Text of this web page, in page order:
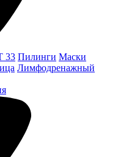
33 Пилинги Маски
Лимфодренажный